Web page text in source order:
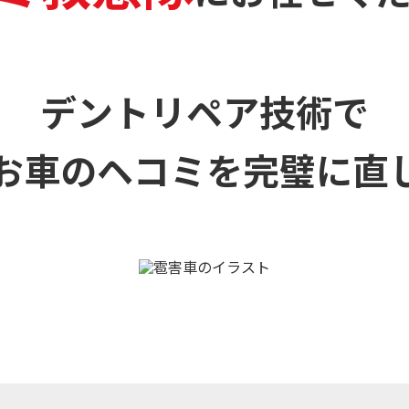
デントリペア技術で
車のヘコミを完璧に直